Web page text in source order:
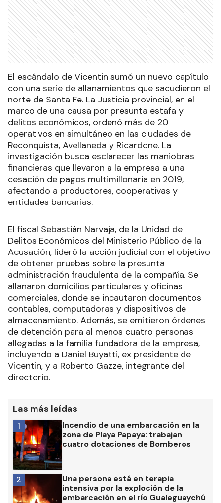
El escándalo de Vicentin sumó un nuevo capítulo
con una serie de allanamientos que sacudieron el
norte de Santa Fe. La Justicia provincial, en el
marco de una causa por presunta estafa y
delitos económicos, ordenó más de 20
operativos en simultáneo en las ciudades de
Reconquista, Avellaneda y Ricardone. La
investigación busca esclarecer las maniobras
financieras que llevaron a la empresa a una
cesación de pagos multimillonaria en 2019,
afectando a productores, cooperativas y
entidades bancarias.
El fiscal Sebastián Narvaja, de la Unidad de
Delitos Económicos del Ministerio Público de la
Acusación, lideró la acción judicial con el objetivo
de obtener pruebas sobre la presunta
administración fraudulenta de la compañía. Se
allanaron domicilios particulares y oficinas
comerciales, donde se incautaron documentos
contables, computadoras y dispositivos de
almacenamiento. Además, se emitieron órdenes
de detención para al menos cuatro personas
allegadas a la familia fundadora de la empresa,
incluyendo a Daniel Buyatti, ex presidente de
Vicentin, y a Roberto Gazze, integrante del
directorio.
Las más leídas
Incendio de una embarcación en la
zona de Playa Papaya: trabajan
cuatro dotaciones de Bomberos
1
Una persona está en terapia
intensiva por la exploción de la
embarcación en el río Gualeguaychú
2